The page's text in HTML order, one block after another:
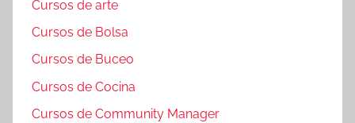
Cursos de arte
Cursos de Bolsa
Cursos de Buceo
Cursos de Cocina
Cursos de Community Manager